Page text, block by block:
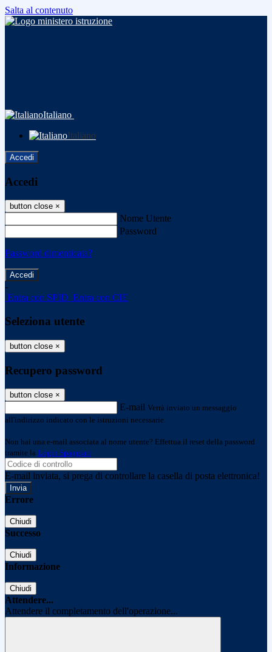
Salta al contenuto
Italiano
Italiano
Accedi
Accedi
button close ×
Nome Utente
Password
Password dimenticata?
-
Entra con SPID Entra con CIE
Seleziona utente
button close ×
Recupero password
button close ×
E-mail Verrà inviato un messaggio
all'indirizzo indicato con le istruzioni necessarie.
Non hai una e-mail associata al nome utente? Effettua il reset della password
tramite la Login Spaggiari
E-mail inviata, si prega di controllare la casella di posta elettronica!
Errore
Chiudi
Successo
Chiudi
Informazione
Chiudi
Attendere...
Attendere il completamento dell'operazione...